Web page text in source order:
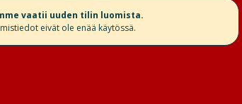
vaatii uuden tilin luomista.
eivät ole enää käytössä.